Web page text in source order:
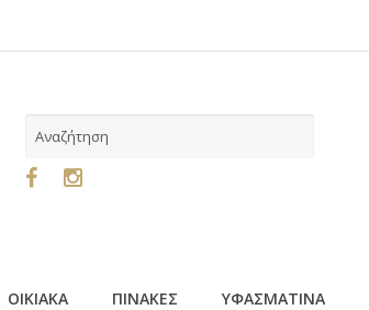
ΟΙΚΙΑΚΑ ΠΙΝΑΚΕΣ ΥΦΑΣΜΑΤΙΝΑ